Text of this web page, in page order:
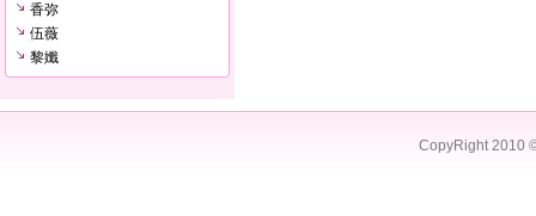
香弥
伍薇
黎孅
CopyRight 2010